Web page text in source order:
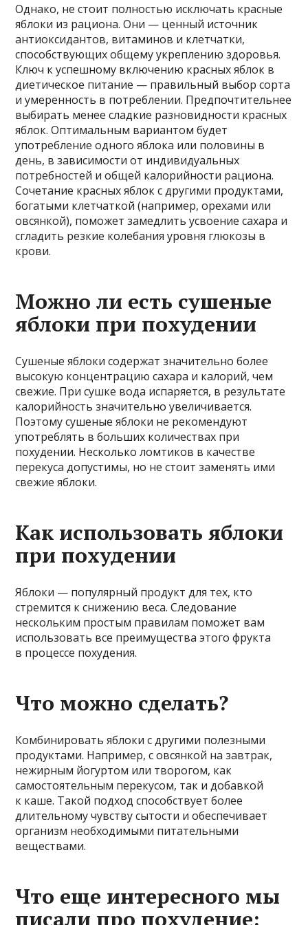
Однако, не стоит полностью исключать красные
яблоки из рациона. Они — ценный источник
антиоксидантов, витаминов и клетчатки,
способствующих общему укреплению здоровья.
Ключ к успешному включению красных яблок в
диетическое питание — правильный выбор сорта
и умеренность в потреблении. Предпочтительнее
выбирать менее сладкие разновидности красных
яблок. Оптимальным вариантом будет
употребление одного яблока или половины в
день, в зависимости от индивидуальных
потребностей и общей калорийности рациона.
Сочетание красных яблок с другими продуктами,
богатыми клетчаткой (например, орехами или
овсянкой), поможет замедлить усвоение сахара и
сгладить резкие колебания уровня глюкозы в
крови.
Можно ли есть сушеные
яблоки при похудении
Сушеные яблоки содержат значительно более
высокую концентрацию сахара и калорий, чем
свежие. При сушке вода испаряется, в результате
калорийность значительно увеличивается.
Поэтому сушеные яблоки не рекомендуют
употреблять в больших количествах при
похудении. Несколько ломтиков в качестве
перекуса допустимы, но не стоит заменять ими
свежие яблоки.
Как использовать яблоки
при похудении
Яблоки — популярный продукт для тех, кто
стремится к снижению веса. Следование
нескольким простым правилам поможет вам
использовать все преимущества этого фрукта
в процессе похудения.
Что можно сделать?
Комбинировать яблоки с другими полезными
продуктами. Например, с овсянкой на завтрак,
нежирным йогуртом или творогом, как
самостоятельным перекусом, так и добавкой
к каше. Такой подход способствует более
длительному чувству сытости и обеспечивает
организм необходимыми питательными
веществами.
Что еще интересного мы
писали про похудение: